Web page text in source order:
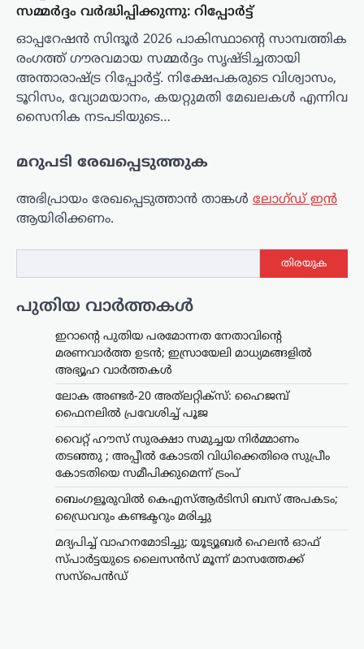
സമ്മർദ്ദം വർദ്ധിപ്പിക്കുന്നു: റിപ്പോർട്ട്
ഓപ്പറേഷൻ സിന്ദൂർ 2026 പാകിസ്ഥാന്റെ സാമ്പത്തിക
രംഗത്ത് ഗൗരവമായ സമ്മർദ്ദം സൃഷ്ടിച്ചതായി
അന്താരാഷ്ട്ര റിപ്പോർട്ട്. നിക്ഷേപകരുടെ വിശ്വാസം,
ടൂറിസം, വ്യോമയാനം, കയറ്റുമതി മേഖലകൾ എന്നിവ
സൈനിക നടപടിയുടെ…
മറുപടി രേഖപ്പെടുത്തുക
അഭിപ്രായം രേഖപ്പെടുത്താ‍ൻ താങ്കൾ ലോഗ്ഡ് ഇൻ
ആയിരിക്കണം.
തിരയുക
പുതിയ വാർത്തകൾ
ഇറാന്റെ പുതിയ പരമോന്നത നേതാവിന്റെ
മരണവാർത്ത ഉടൻ; ഇസ്രായേലി മാധ്യമങ്ങളിൽ
അഭ്യൂഹ വാർത്തകൾ
ലോക അണ്ടർ-20 അത്‌ലറ്റിക്സ്: ഹൈജമ്പ്
ഫൈനലിൽ പ്രവേശിച്ച് പൂജ
വൈറ്റ് ഹൗസ് സുരക്ഷാ സമുച്ചയ നിർമ്മാണം
തടഞ്ഞു ; അപ്പീൽ കോടതി വിധിക്കെതിരെ സുപ്രീം
കോടതിയെ സമീപിക്കുമെന്ന് ട്രംപ്
ബെംഗളൂരുവിൽ കെഎസ്ആർടിസി ബസ് അപകടം;
ഡ്രൈവറും കണ്ടക്ടറും മരിച്ചു
മദ്യപിച്ച് വാഹനമോടിച്ചു; യൂട്യൂബർ ഹെലൻ ഓഫ്
സ്പാർട്ടയുടെ ലൈസൻസ് മൂന്ന് മാസത്തേക്ക്
സസ്‌പെൻഡ്